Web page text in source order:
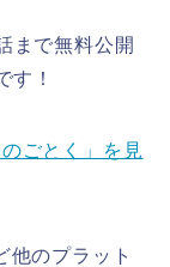
まで無料公開
す！
ごとく」
を見
のプラット